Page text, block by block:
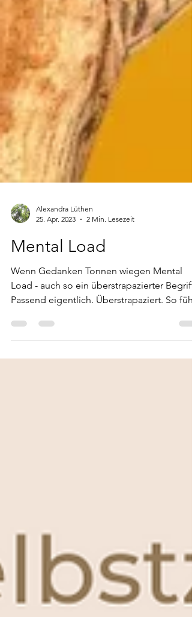
25. Apr. 2023
2 Min. Lesezeit
Mental Load
Wenn Gedanken Tonnen wiegen Mental
Load - auch so ein überstrapazierter Begriff.
Passend eigentlich. Überstrapaziert. So
man sich,...